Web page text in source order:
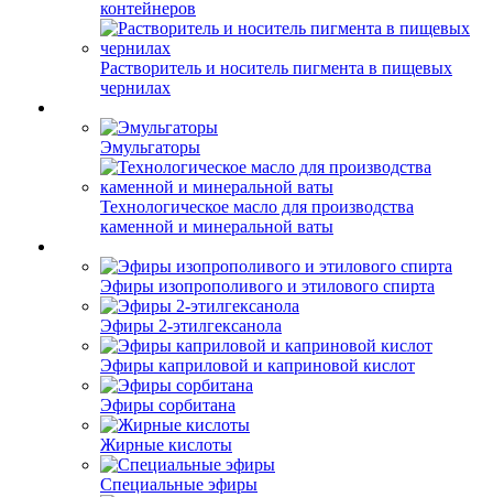
контейнеров
Растворитель и носитель пигмента в пищевых
чернилах
Эмульгаторы
Технологическое масло для производства
каменной и минеральной ваты
Эфиры изопрополивого и этилового спирта
Эфиры 2-этилгексанола
Эфиры каприловой и каприновой кислот
Эфиры сорбитана
Жирные кислоты
Специальные эфиры